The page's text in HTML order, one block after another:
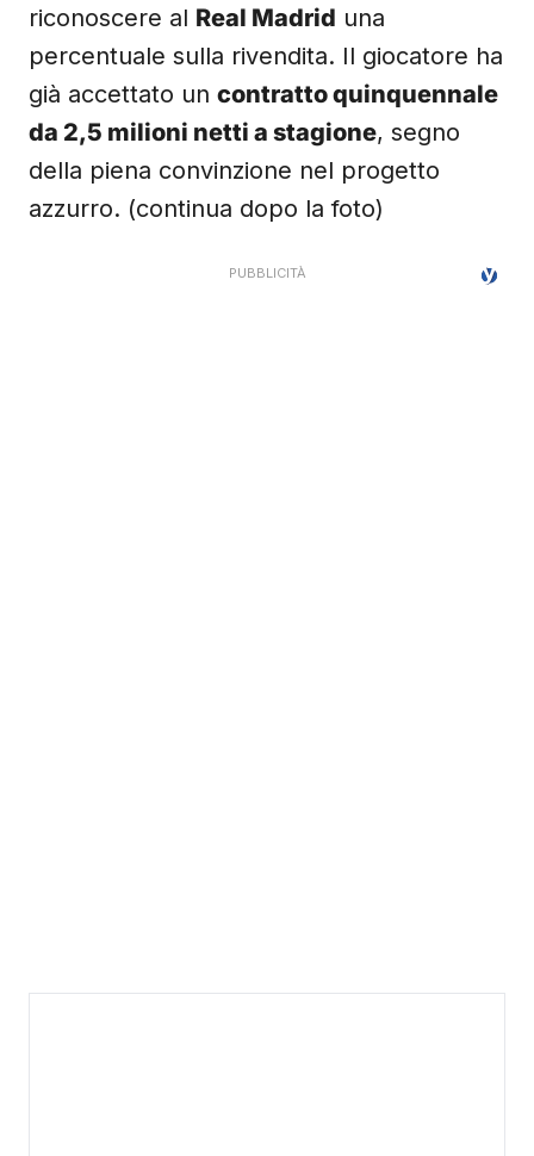
riconoscere al Real Madrid una
percentuale sulla rivendita. Il giocatore ha
già accettato un contratto quinquennale
da 2,5 milioni netti a stagione, segno
della piena convinzione nel progetto
azzurro. (continua dopo la foto)